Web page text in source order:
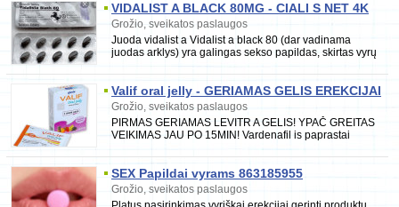
VIDALIST A BLACK 80MG - CIALI S NET 4K
STIPRESNIS UŽ STANDARTINĮ
Grožio, sveikatos paslaugos
Juoda vidalist a Vidalist a black 80 (dar vadinama
juodas arklys) yra galingas sekso papildas, skirtas vyrų
Valif oral jelly - GERIAMAS GELIS EREKCIJAI
Grožio, sveikatos paslaugos
PIRMAS GERIAMAS LEVITR A GELIS! YPAČ GREITAS
VEIKIMAS JAU PO 15MIN! Vardenafil is paprastai
laikomas vienu stipriausių ir efektyviausių ED vaistų
SEX Papildai vyrams 863185955
Grožio, sveikatos paslaugos